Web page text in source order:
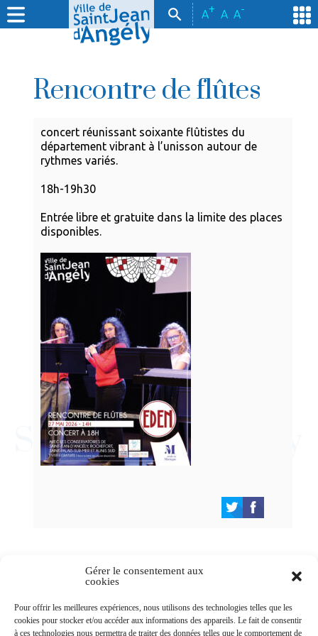
Gérer le consentement aux
cookies
Pour offrir les meilleures expériences, nous utilisons des technologies telles que les
cookies pour stocker et/ou accéder aux informations des appareils. Le fait de consentir
à ces technologies nous permettra de traiter des données telles que le comportement de
A+ A A-
Rencontre de flûtes
concert réunissant soixante flûtistes du
département vibrant à l’unisson autour de
rythmes variés.
18h-19h30
Entrée libre et gratuite dans la limite des places
disponibles.
Newsletters